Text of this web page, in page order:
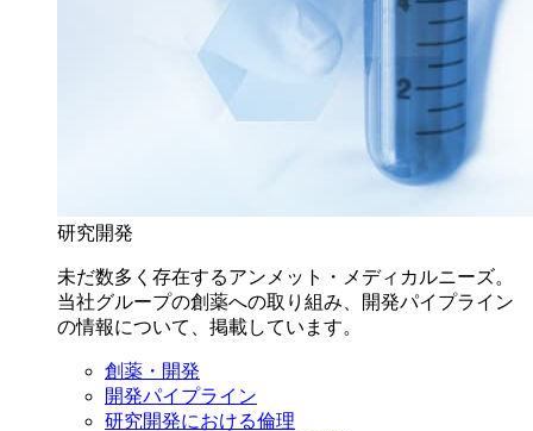
研究開発
未だ数多く存在するアンメット・メディカルニーズ。
当社グループの創薬への取り組み、開発パイプライン
の情報について、掲載しています。
創薬・開発
開発パイプライン
研究開発における倫理